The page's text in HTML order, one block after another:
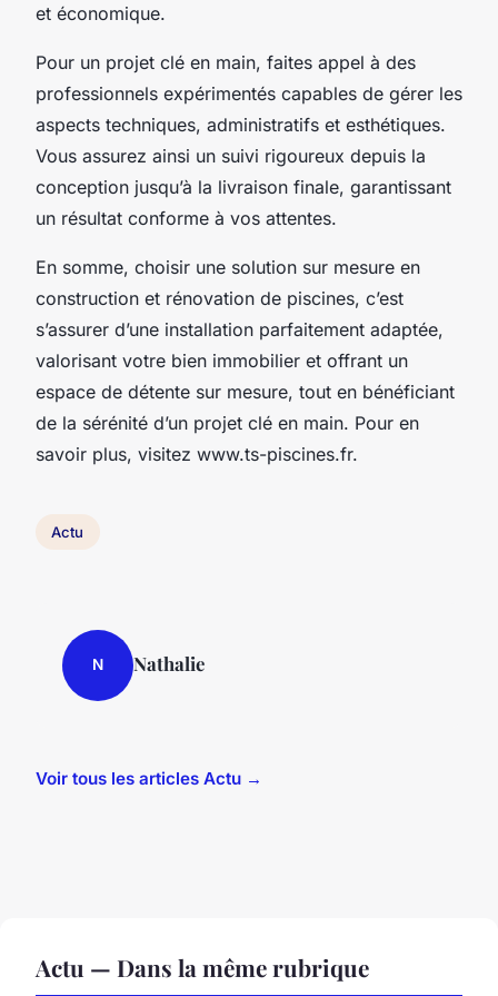
et économique.
Pour un projet clé en main, faites appel à des
professionnels expérimentés capables de gérer les
aspects techniques, administratifs et esthétiques.
Vous assurez ainsi un suivi rigoureux depuis la
conception jusqu’à la livraison finale, garantissant
un résultat conforme à vos attentes.
En somme, choisir une solution sur mesure en
construction et rénovation de piscines, c’est
s’assurer d’une installation parfaitement adaptée,
valorisant votre bien immobilier et offrant un
espace de détente sur mesure, tout en bénéficiant
de la sérénité d’un projet clé en main. Pour en
savoir plus, visitez www.ts-piscines.fr.
Actu
N Nathalie
Voir tous les articles Actu →
Actu — Dans la même rubrique